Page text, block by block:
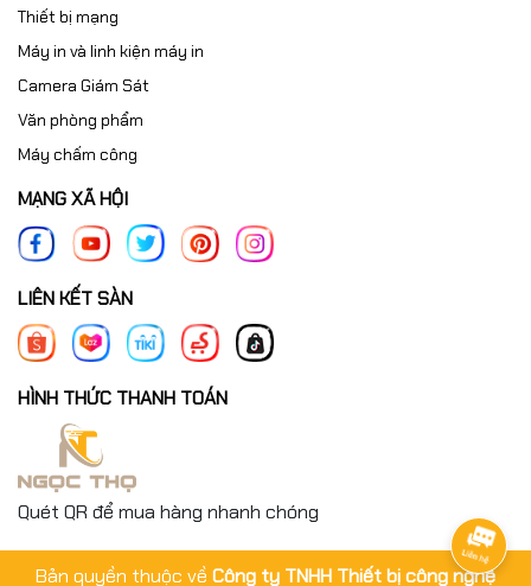
Thiết bị mạng
Máy in và linh kiện máy in
Camera Giám Sát
Văn phòng phẩm
Máy chấm công
MẠNG XÃ HỘI
LIÊN KẾT SÀN
HÌNH THỨC THANH TOÁN
Quét QR để mua hàng nhanh chóng
Bản quyền thuộc về Công ty TNHH Thiết bị công nghệ